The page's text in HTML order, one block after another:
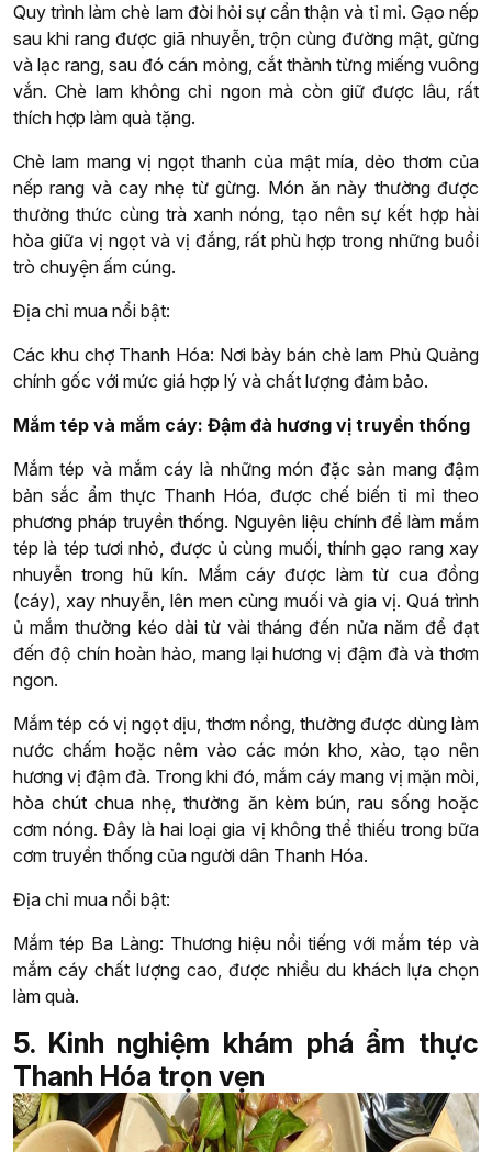
Quy trình làm chè lam đòi hỏi sự cẩn thận và tỉ mỉ. Gạo nếp
sau khi rang được giã nhuyễn, trộn cùng đường mật, gừng
và lạc rang, sau đó cán mỏng, cắt thành từng miếng vuông
vắn. Chè lam không chỉ ngon mà còn giữ được lâu, rất
thích hợp làm quà tặng.
Chè lam mang vị ngọt thanh của mật mía, dẻo thơm của
nếp rang và cay nhẹ từ gừng. Món ăn này thường được
thưởng thức cùng trà xanh nóng, tạo nên sự kết hợp hài
hòa giữa vị ngọt và vị đắng, rất phù hợp trong những buổi
trò chuyện ấm cúng.
Địa chỉ mua nổi bật:
Các khu chợ Thanh Hóa: Nơi bày bán chè lam Phủ Quảng
chính gốc với mức giá hợp lý và chất lượng đảm bảo.
Mắm tép và mắm cáy: Đậm đà hương vị truyền thống
Mắm tép và mắm cáy là những món đặc sản mang đậm
bản sắc ẩm thực Thanh Hóa, được chế biến tỉ mỉ theo
phương pháp truyền thống. Nguyên liệu chính để làm mắm
tép là tép tươi nhỏ, được ủ cùng muối, thính gạo rang xay
nhuyễn trong hũ kín. Mắm cáy được làm từ cua đồng
(cáy), xay nhuyễn, lên men cùng muối và gia vị. Quá trình
ủ mắm thường kéo dài từ vài tháng đến nửa năm để đạt
đến độ chín hoàn hảo, mang lại hương vị đậm đà và thơm
ngon.
Mắm tép có vị ngọt dịu, thơm nồng, thường được dùng làm
nước chấm hoặc nêm vào các món kho, xào, tạo nên
hương vị đậm đà. Trong khi đó, mắm cáy mang vị mặn mòi,
hòa chút chua nhẹ, thường ăn kèm bún, rau sống hoặc
cơm nóng. Đây là hai loại gia vị không thể thiếu trong bữa
cơm truyền thống của người dân Thanh Hóa.
Địa chỉ mua nổi bật:
Mắm tép Ba Làng: Thương hiệu nổi tiếng với mắm tép và
mắm cáy chất lượng cao, được nhiều du khách lựa chọn
làm quà.
5. Kinh nghiệm khám phá ẩm thực
Thanh Hóa trọn vẹn